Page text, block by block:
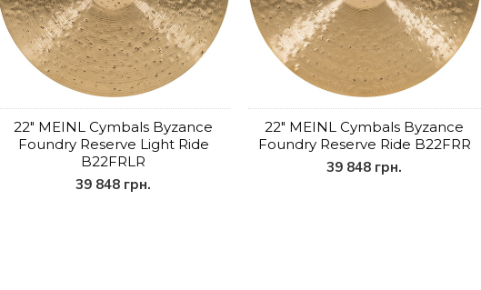
22" MEINL Cymbals Byzance
Foundry Reserve Light Ride
B22FRLR
39 848 грн.
22" MEINL Cymbals Byzance
Foundry Reserve Ride B22FRR
39 848 грн.